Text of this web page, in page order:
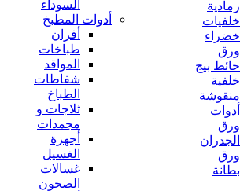
رمادية
خلفيات
خضراء
ورق
حائط بيج
خلفية
منقوشة
أدوات
ورق
الجدران
ورق
بطانة
السوداء
أدوات المطبخ
أفران
طباخات
المواقد
شفاطات
الطباخ
ثلاجات و
مجمدات
أجهزة
الغسيل
غسالات
الصحون